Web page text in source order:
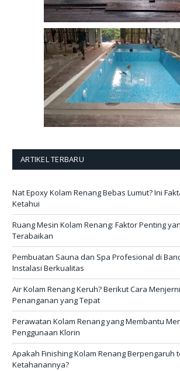
ARTIKEL TERBARU
Nat Epoxy Kolam Renang Bebas Lumut? Ini
Ketahui
Ruang Mesin Kolam Renang: Faktor Penting
Terabaikan
Pembuatan Sauna dan Spa Profesional di
Instalasi Berkualitas
Air Kolam Renang Keruh? Berikut Cara
Penanganan yang Tepat
Perawatan Kolam Renang yang Membantu
Penggunaan Klorin
Apakah Finishing Kolam Renang Berpengaruh
Ketahanannya?